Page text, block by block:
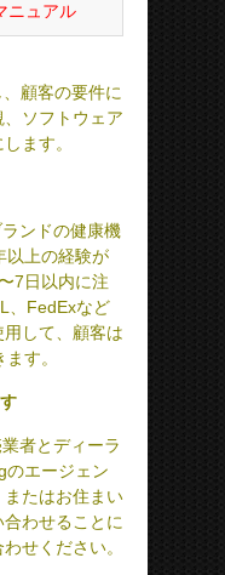
ニュアル
顧客の要件に
ソフトウェア
ます。
ンドの健康機
以上の経験が
7日以内に注
、FedExなど
して、顧客は
す。
者とディーラ
のエージェン
またはお住まい
わせることに
せください。